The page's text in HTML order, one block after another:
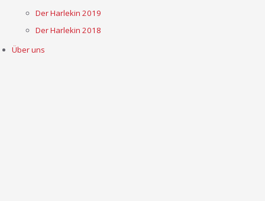
Der Harlekin 2019
Der Harlekin 2018
Über uns